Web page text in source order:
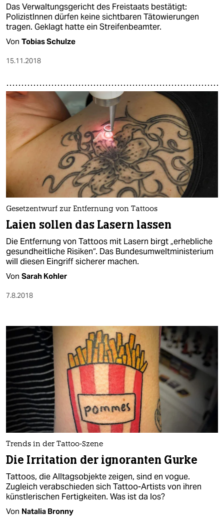
Das Verwaltungsgericht des Freistaats bestätigt:
PolizistInnen dürfen keine sichtbaren Tätowierungen
tragen. Geklagt hatte ein Streifenbeamter.
Von Tobias Schulze
15.11.2018
Gesetzentwurf zur Entfernung von Tattoos
Laien sollen das Lasern lassen
Die Entfernung von Tattoos mit Lasern birgt „erhebliche
gesundheitliche Risiken“. Das Bundesumweltministerium
will diesen Eingriff sicherer machen.
Von Sarah Kohler
7.8.2018
Trends in der Tattoo-Szene
Die Irritation der ignoranten Gurke
Tattoos, die Alltagsobjekte zeigen, sind en vogue.
Zugleich verabschieden sich Tattoo-Artists von ihren
künstlerischen Fertigkeiten. Was ist da los?
Von Natalia Bronny